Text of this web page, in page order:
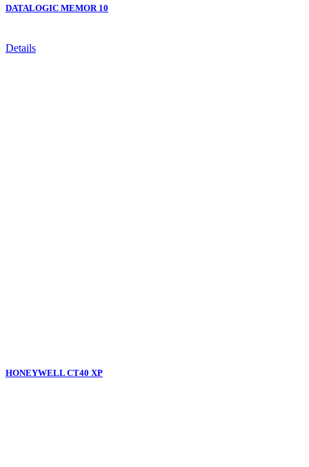
DATALOGIC MEMOR 10
Details
HONEYWELL CT40 XP